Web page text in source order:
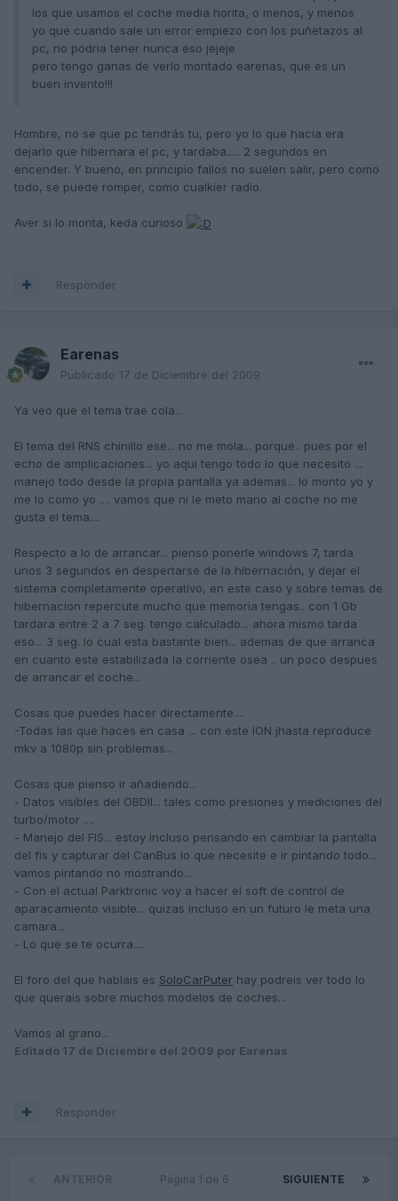
los que usamos el coche media horita, o menos, y menos
yo que cuando sale un error empiezo con los puñetazos al
pc, no podria tener nunca eso jejeje
pero tengo ganas de verlo montado earenas, que es un
buen invento!!!
Hombre, no se que pc tendrás tu, pero yo lo que hacia era
dejarlo que hibernara el pc, y tardaba..... 2 segundos en
encender. Y bueno, en principio fallos no suelen salir, pero como
todo, se puede romper, como cualkier radio.
Aver si lo monta, keda curioso
Responder
Earenas
Publicado 17 de Diciembre del 2009
Ya veo que el tema trae cola...
El tema del RNS chinillo ese... no me mola... porque.. pues por el
echo de amplicaciones... yo aqui tengo todo lo que necesito ...
manejo todo desde la propia pantalla ya ademas... lo monto yo y
me lo como yo .... vamos que ni le meto mano al coche no me
gusta el tema....
Respecto a lo de arrancar... pienso ponerle windows 7, tarda
unos 3 segundos en despertarse de la hibernación, y dejar el
sistema completamente operativo, en este caso y sobre temas de
hibernacion repercute mucho que memoria tengas.. con 1 Gb
tardara entre 2 a 7 seg. tengo calculado... ahora mismo tarda
eso... 3 seg. lo cual esta bastante bien... ademas de que arranca
en cuanto este estabilizada la corriente osea .. un poco despues
de arrancar el coche...
Cosas que puedes hacer directamente....
-Todas las que haces en casa ... con este ION jhasta reproduce
mkv a 1080p sin problemas...
Cosas que pienso ir añadiendo...
- Datos visibles del OBDII... tales como presiones y mediciones del
turbo/motor ....
- Manejo del FIS... estoy incluso pensando en cambiar la pantalla
del fis y capturar del CanBus lo que necesite e ir pintando todo...
vamos pintando no mostrando...
- Con el actual Parktronic voy a hacer el soft de control de
aparacamiento visible... quizas incluso en un futuro le meta una
camara...
- Lo que se te ocurra....
El foro del que hablais es SoloCarPuter hay podreis ver todo lo
que querais sobre muchos modelos de coches...
Vamos al grano...
Editado 17 de Diciembre del 2009 por Earenas
Responder
SIGUIENTE
Página 1 de 6